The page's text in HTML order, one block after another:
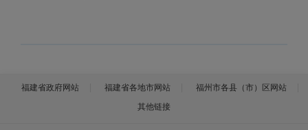
福建省政府网站 福建省各地市网站
福州市各县（市）区网站
其他链接